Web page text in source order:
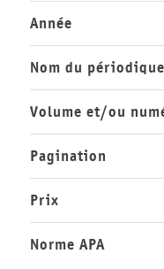
Année
Nom du périodique
Volume et/ou
Pagination
Prix
Norme APA